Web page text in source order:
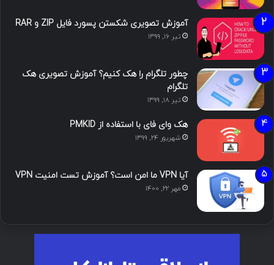
آموزش تصویری شکستن پسورد فایل ZIP و RAR
تیر ۱۶, ۱۳۹۹
چطور تلگرام را هک کنیم؟ آموزش تصویری هک
تلگرام
تیر ۱۸, ۱۳۹۹
هک وای فای با استفاده از PMKID
شهریور ۲۴, ۱۳۹۹
آیا VPN ما امن است؟ آموزش تست امنیت VPN
مهر ۲۲, ۱۴۰۰